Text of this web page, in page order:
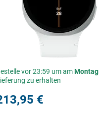
vor 23:59 um amMontag
zu erhalten
€